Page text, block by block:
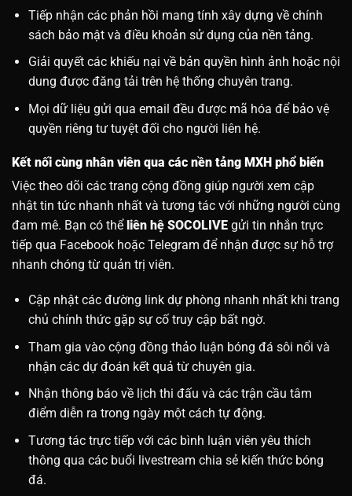
Tiếp nhận các phản hồi mang tính xây dựng về chính
sách bảo mật và điều khoản sử dụng của nền tảng.
Giải quyết các khiếu nại về bản quyền hình ảnh hoặc nội
dung được đăng tải trên hệ thống chuyên trang.
Mọi dữ liệu gửi qua email đều được mã hóa để bảo vệ
quyền riêng tư tuyệt đối cho người liên hệ.
Kết nối cùng nhân viên qua các nền tảng MXH phổ biến
Việc theo dõi các trang cộng đồng giúp người xem cập
nhật tin tức nhanh nhất và tương tác với những người cùng
đam mê. Bạn có thểliên hệ SOCOLIVE gửi tin nhắn trực
tiếp qua Facebook hoặc Telegram để nhận được sự hỗ trợ
nhanh chóng từ quản trị viên.
Cập nhật các đường link dự phòng nhanh nhất khi trang
chủ chính thức gặp sự cố truy cập bất ngờ.
Tham gia vào cộng đồng thảo luận bóng đá sôi nổi và
nhận các dự đoán kết quả từ chuyên gia.
Nhận thông báo về lịch thi đấu và các trận cầu tâm
điểm diễn ra trong ngày một cách tự động.
Tương tác trực tiếp với các bình luận viên yêu thích
thông qua các buổi livestream chia sẻ kiến thức bóng
đá.